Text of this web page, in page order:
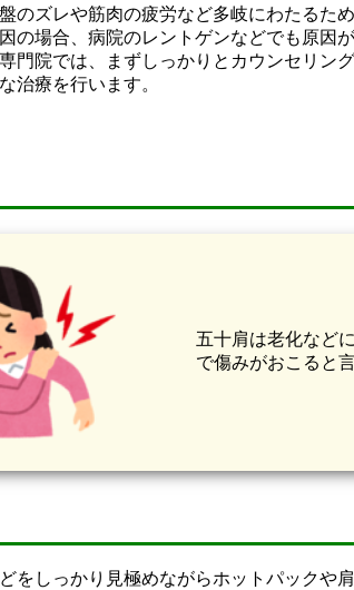
のズレや筋肉の疲労など多岐にわたるた
の場合、病院のレントゲンなどでも原因
門院では、まずしっかりとカウンセリン
治療を行います。
五十肩は老化など
で傷みがおこると
をしっかり見極めながらホットパックや